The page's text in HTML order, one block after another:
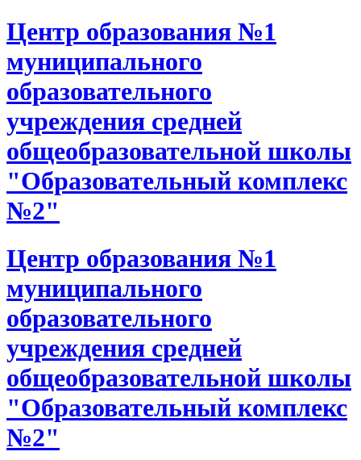
Центр образования №1
муниципального
образовательного
учреждения средней
общеобразовательной школы
"Образовательный комплекс
№2"
Центр образования №1
муниципального
образовательного
учреждения средней
общеобразовательной школы
"Образовательный комплекс
№2"